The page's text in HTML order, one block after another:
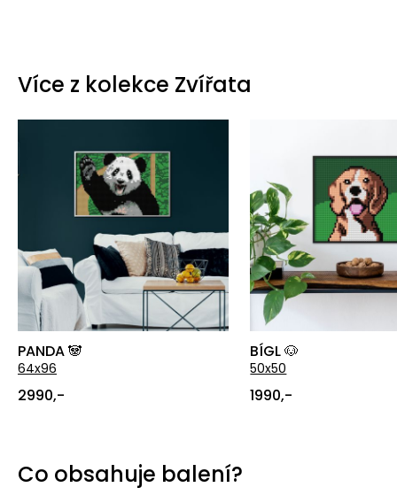
Více z kolekce Zvířata
PANDA 🐼
64x96
2990,-
BÍGL 🐶
50x50
1990,-
Co obsahuje balení?